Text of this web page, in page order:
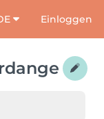
Einloggen